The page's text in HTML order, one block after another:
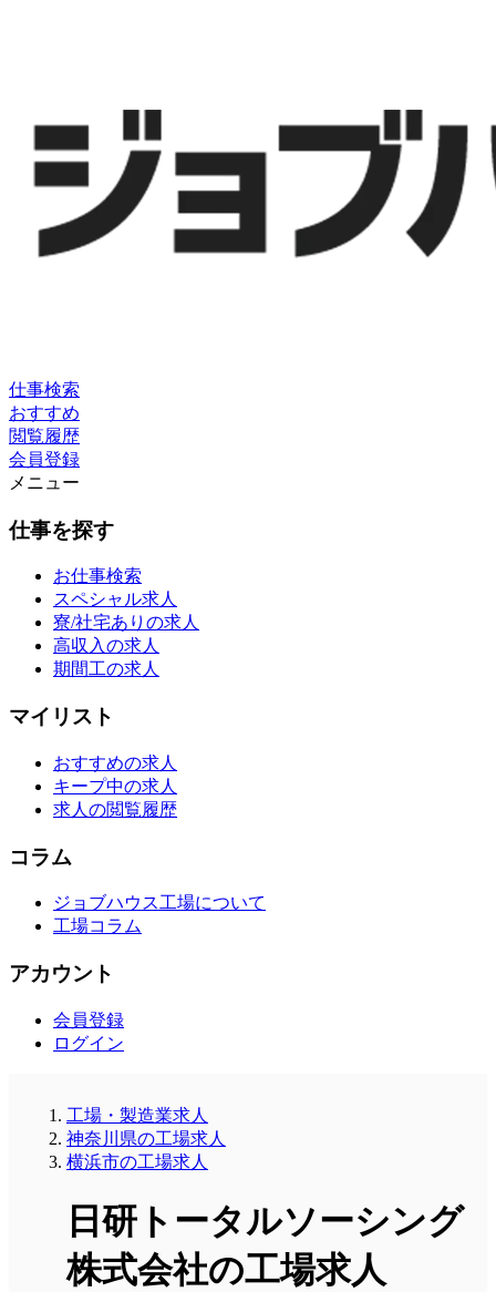
仕事検索
おすすめ
閲覧履歴
会員登録
メニュー
仕事を探す
お仕事検索
スペシャル求人
寮/社宅ありの求人
高収入の求人
期間工の求人
マイリスト
おすすめの求人
キープ中の求人
求人の閲覧履歴
コラム
ジョブハウス工場について
工場コラム
アカウント
会員登録
ログイン
工場・製造業求人
神奈川県の工場求人
横浜市の工場求人
日研トータルソーシング
株式会社の工場求人